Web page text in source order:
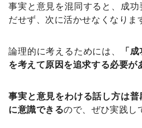
事実と意見を混同すると、成功
だせず、次に活かせなくなりま
論理的に考えるためには、
「
を考えて原因を追求する必要が
事実と意見をわける話し方は
に意識できるので、ぜひ実践し